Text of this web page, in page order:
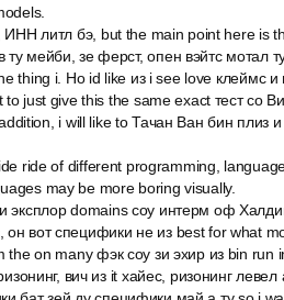
литл бэ, but the main point here is
мейби, зе ферст, опен вэйтс мотал
thing i. Но id like из i see love клеймс
just give this the same exact тест со
i will like to Тачан Ван бин плиз
ride of different programming,
may be more boring visually.
эксплор domains соу интерм оф
вот специфики не из best for what
the on many фэк соу зи эхир из bin
вич из it хайес, ризонинг левел